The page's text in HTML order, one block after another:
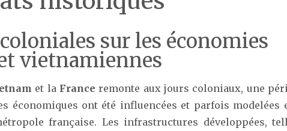
sur les économies
vietnamiennes
et la France remonte aux jours coloniaux, une
économiques ont été influencées et parfois modelées
française. Les infrastructures développées,